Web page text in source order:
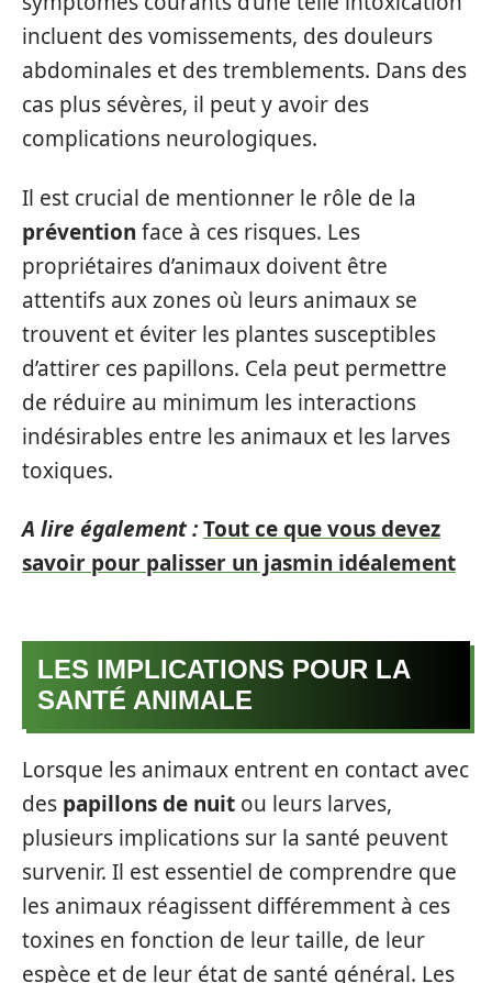
incluent des vomissements, des douleurs
abdominales et des tremblements. Dans des
cas plus sévères, il peut y avoir des
complications neurologiques.
Il est crucial de mentionner le rôle de la
prévention face à ces risques. Les
propriétaires d’animaux doivent être
attentifs aux zones où leurs animaux se
trouvent et éviter les plantes susceptibles
d’attirer ces papillons. Cela peut permettre
de réduire au minimum les interactions
indésirables entre les animaux et les larves
toxiques.
A lire également :Tout ce que vous devez
savoir pour palisser un jasmin idéalement
LES IMPLICATIONS POUR LA
SANTÉ ANIMALE
Lorsque les animaux entrent en contact avec
des papillons de nuit ou leurs larves,
plusieurs implications sur la santé peuvent
survenir. Il est essentiel de comprendre que
les animaux réagissent différemment à ces
toxines en fonction de leur taille, de leur
espèce et de leur état de santé général. Les